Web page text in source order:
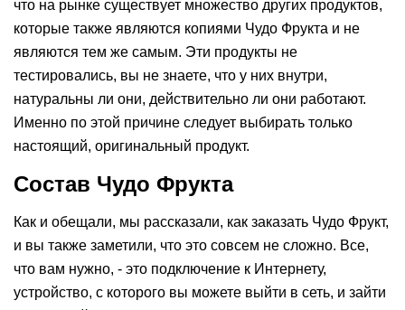
что на рынке существует множество других продуктов,
которые также являются копиями Чудо Фрукта и не
являются тем же самым. Эти продукты не
тестировались, вы не знаете, что у них внутри,
натуральны ли они, действительно ли они работают.
Именно по этой причине следует выбирать только
настоящий, оригинальный продукт.
Состав Чудо Фрукта
Как и обещали, мы рассказали, как заказать Чудо Фрукт,
и вы также заметили, что это совсем не сложно. Все,
что вам нужно, - это подключение к Интернету,
устройство, с которого вы можете выйти в сеть, и зайти